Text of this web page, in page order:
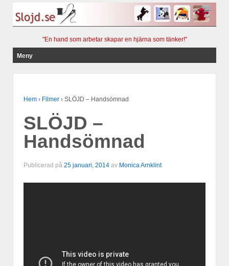
"En hand som arbetar skapar en hjärna som tänker!"
Meny
Hem › Filmer › SLÖJD – Handsömnad
SLÖJD –
Handsömnad
Publicerad på 25 januari, 2014 av Monica Arnklint